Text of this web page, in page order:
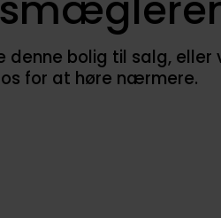
bolig til salg, eller
for at høre nærmere.